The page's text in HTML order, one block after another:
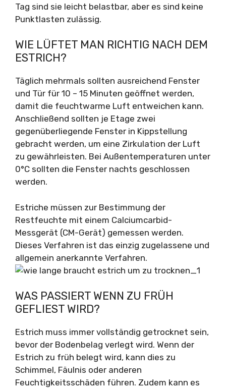
Tag sind sie leicht belastbar, aber es sind keine
Punktlasten zulässig.
WIE LÜFTET MAN RICHTIG NACH DEM
ESTRICH?
Täglich mehrmals sollten ausreichend Fenster
und Tür für 10 – 15 Minuten geöffnet werden,
damit die feuchtwarme Luft entweichen kann.
Anschließend sollten je Etage zwei
gegenüberliegende Fenster in Kippstellung
gebracht werden, um eine Zirkulation der Luft
zu gewährleisten. Bei Außentemperaturen unter
0°C sollten die Fenster nachts geschlossen
werden.
Estriche müssen zur Bestimmung der
Restfeuchte mit einem Calciumcarbid-
Messgerät (CM-Gerät) gemessen werden.
Dieses Verfahren ist das einzig zugelassene und
allgemein anerkannte Verfahren.
WAS PASSIERT WENN ZU FRÜH
GEFLIEST WIRD?
Estrich muss immer vollständig getrocknet sein,
bevor der Bodenbelag verlegt wird. Wenn der
Estrich zu früh belegt wird, kann dies zu
Schimmel, Fäulnis oder anderen
Feuchtigkeitsschäden führen. Zudem kann es